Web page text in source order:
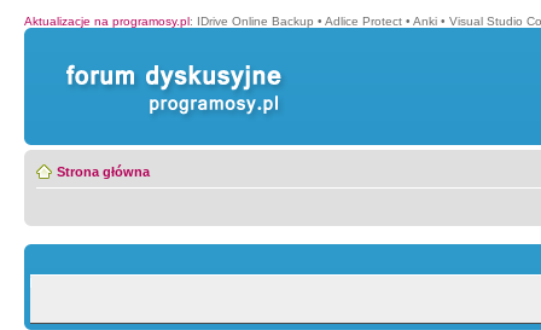
Aktualizacje na programosy.pl: IDrive Online Backup • Adlice Protect • Anki • Visual Studio
Strona główna